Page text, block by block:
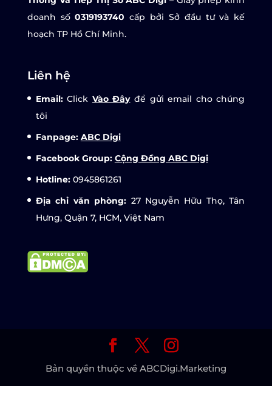
doanh số0319193740 cấp bởi Sở đầu tư và kế
hoạch TP Hồ Chí Minh.
Liên hệ
Email:Click Vào Đâyđể gửi email cho chúng
tôi
Fanpage: ABC Digi
Facebook Group: Cộng Đồng ABC Digi
Hotline: 0945861261
Địa chỉ văn phòng: 27 Nguyễn Hữu Thọ, Tân
Hưng, Quận 7, HCM, Việt Nam
Bản quyền thuộc về ABCDigi.Marketing